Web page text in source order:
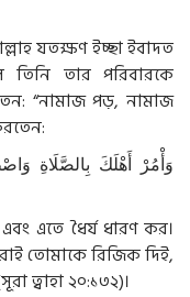
যতক্ষণ ইচ্ছা ইবাদত
তার পরিবারকে
“নামাজ পড়, নামাজ
এতে ধৈর্য ধারণ কর।
তোমাকে রিজিক দিই,
ত্বাহা ২০:১৩২)।